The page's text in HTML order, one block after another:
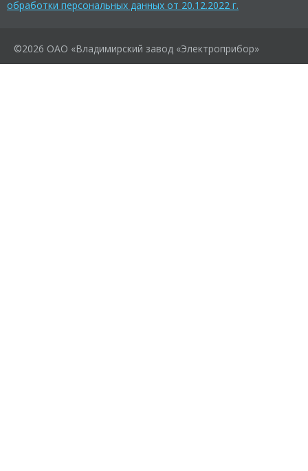
обработки персональных данных от 20.12.2022 г.
©2026 ОАО «Владимирский завод «Электроприбор»